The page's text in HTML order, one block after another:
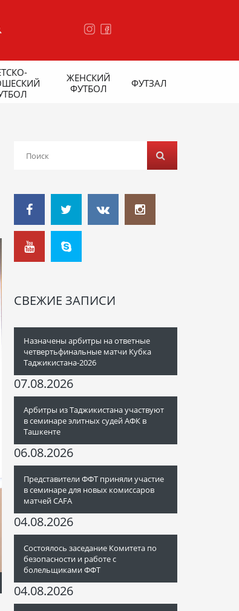
ЖЕНСКИЙ
ФУТБОЛ
ФУТЗАЛ
СВЕЖИЕ ЗАПИСИ
Назначены арбитры на ответные
четвертьфинальные матчи Кубка
Таджикистана-2026
07.08.2026
Арбитры из Таджикистана участвуют
в семинаре элитных судей АФК в
Ташкенте
06.08.2026
Представители ФФТ приняли участие
в семинаре для новых комиссаров
матчей CAFA
04.08.2026
Состоялось заседание Комитета по
безопасности и работе с
болельщиками ФФТ
04.08.2026